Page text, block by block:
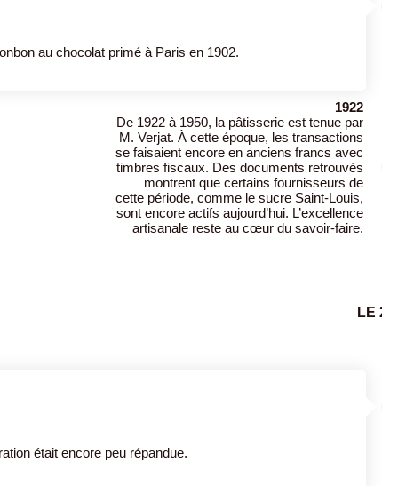
au chocolat primé à Paris en 1902.
1922
De 1922 à 1950, la pâtisserie est tenue par
M. Verjat. À cette époque, les transactions
se faisaient encore en anciens francs avec
timbres fiscaux. Des documents retrouvés
montrent que certains fournisseurs de
cette période, comme le sucre Saint-Louis,
sont encore actifs aujourd’hui. L’excellence
artisanale reste au cœur du savoir-faire.
LE 2
était encore peu répandue.